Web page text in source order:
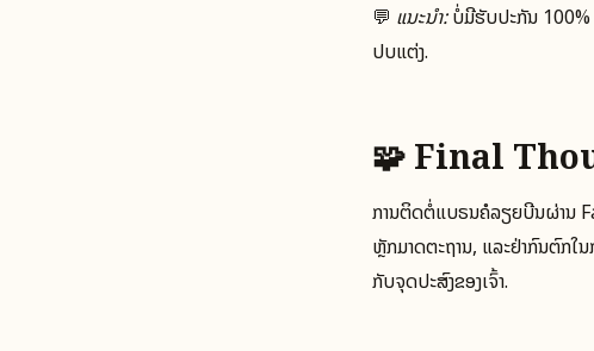
💬 ແນະນໍາ:ບໍ່ມີຮັບປະກັນ 100%
ປັບແຕ່ງ.
🧩 Final
ການຕິດຕໍ່ແບຣນຄໍລຽຍບີນຜ່ານ
ຫຼັກມາດຕະຖານ, ແລະຢ່າກົນຕົກ
ກັບຈຸດປະສົງຂອງເຈົ້າ.